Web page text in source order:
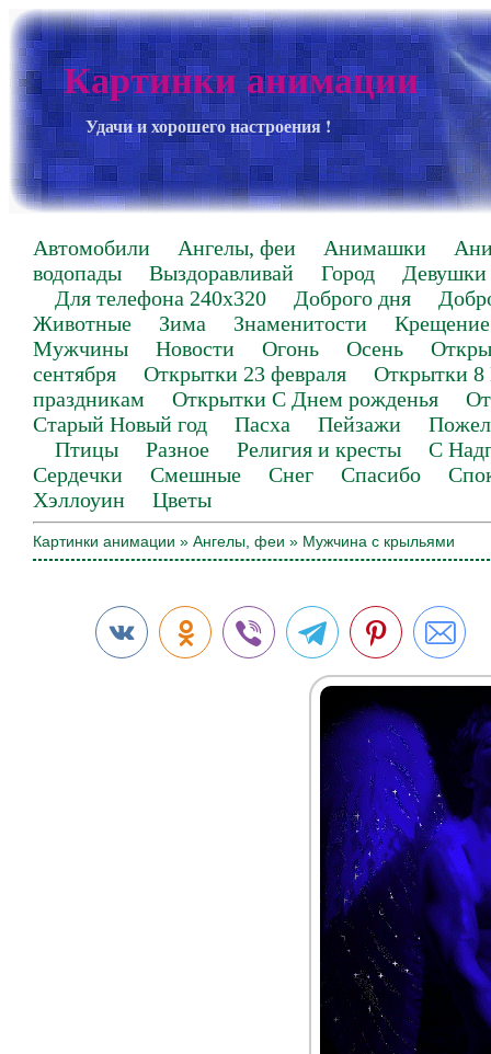
Картинки анимации
Удачи и хорошего настроения !
Автомобили Ангелы, феи Анимашки
водопады
Выздоравливай Город
Девушки
Для телефона 240х320
Доброго дня
Животные
Зима Знаменитости
Крещение
Мужчины
Новости Огонь Осень
сентября
Открытки 23 февраля
Открытки 8
праздникам
Открытки С Днем рожденья
Старый Новый год
Пасха Пейзажи
Птицы
Разное Религия и кресты
С
Сердечки
Смешные Снег Спасибо
Хэллоуин
Цветы
Картинки анимации » Ангелы, феи » Мужчина с крыльями